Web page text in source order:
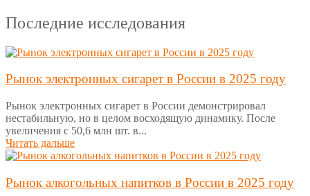
Последние исследования
Рынок электронных сигарет в России в 2025 году
Рынок электронных сигарет в России демонстрировал
нестабильную, но в целом восходящую динамику. После
увеличения с 50,6 млн шт. в...
Читать дальше
Рынок алкогольных напитков в России в 2025 году